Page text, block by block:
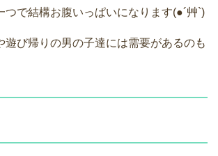
つで結構お腹いっぱいになります(●´艸`)
遊び帰りの男の子達には需要があるのも